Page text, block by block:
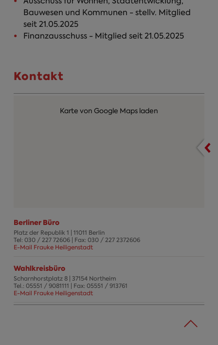
Bauwesen und Kommunen - stellv. Mitglied
seit 21.05.2025
Finanzausschuss - Mitglied seit 21.05.2025
Kontakt
Karte von Google Maps laden
Berliner Büro
Platz der Republik 1 11011 Berlin
Tel: 030 / 227 72606 | Fax: 030 / 227 2372606
E-Mail Frauke Heiligenstadt
Wahlkreisbüro
Scharnhorstplatz 8 37154 Northeim
Tel.: 05551 / 9081111 | Fax: 05551 / 913761
E-Mail Frauke Heiligenstadt